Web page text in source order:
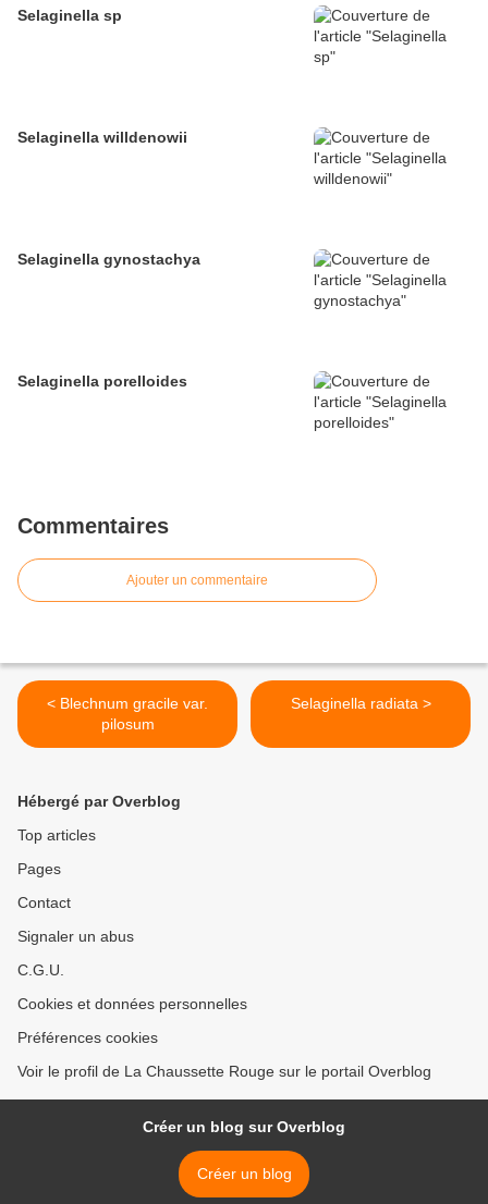
Selaginella sp
Selaginella willdenowii
Selaginella gynostachya
Selaginella porelloides
Commentaires
Ajouter un commentaire
< Blechnum gracile var.
pilosum
Selaginella radiata >
Hébergé par Overblog
Top articles
Pages
Contact
Signaler un abus
C.G.U.
Cookies et données personnelles
Préférences cookies
Voir le profil de La Chaussette Rouge sur le portail Overblog
Créer un blog sur Overblog
Créer un blog